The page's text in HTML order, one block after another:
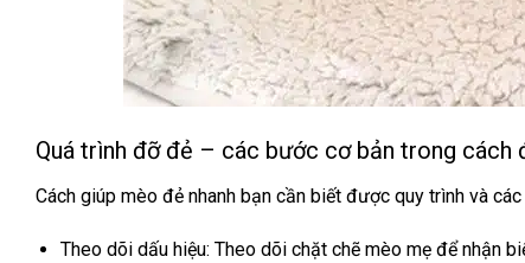
Quá trình đỡ đẻ – các bước cơ bản trong cách
Cách giúp mèo đẻ nhanh bạn cần biết được quy trình và
Theo dõi dấu hiệu: Theo dõi chặt chẽ mèo mẹ để nhận